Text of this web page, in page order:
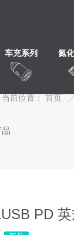
车充系列 氮
当前位置： 首页
PD